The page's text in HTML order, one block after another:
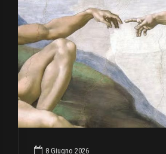
8 Giugno 2026